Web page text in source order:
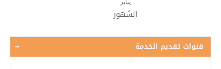
قنوات تقديم الخدمة